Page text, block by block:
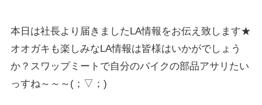
本日は社長より届きましたLA情報をお伝え致します★
オオガキも楽しみなLA情報は皆様はいかがでしょう
か？スワップミートで自分のバイクの部品アサリたい
っすね～～～(；▽；)